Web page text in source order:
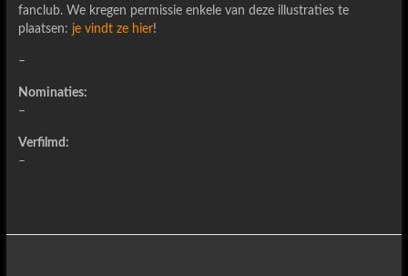
fanclub. We kregen permissie enkele van deze illustraties te
plaatsen: je vindt ze hier!
–
Nominaties:
–
Verfilmd:
–